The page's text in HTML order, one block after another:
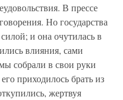
В прессе
Но государства
и она очутилась в
влияния, сами
собрали в свои руки
приходилось брать из
жертвуя